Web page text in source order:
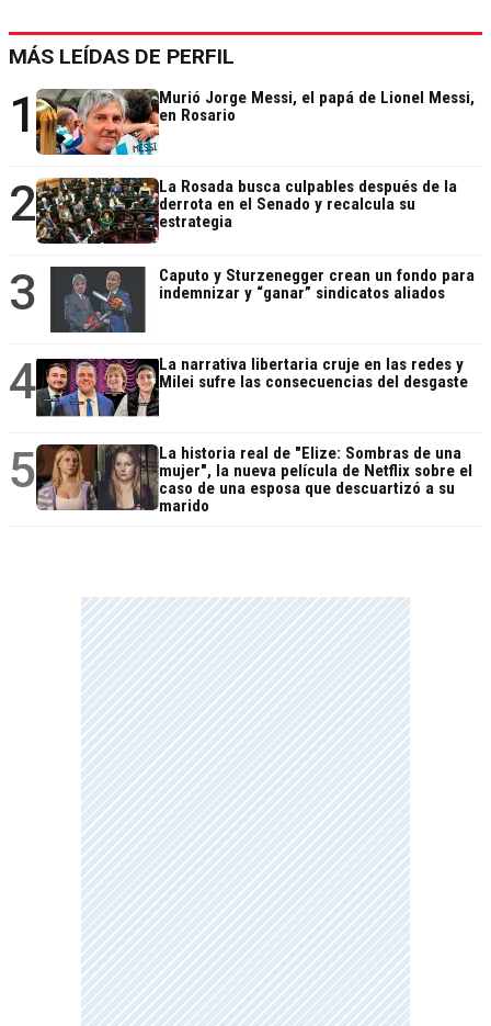
MÁS LEÍDAS DE PERFIL
1
Murió Jorge Messi, el papá de Lionel Messi,
en Rosario
2
La Rosada busca culpables después de la
derrota en el Senado y recalcula su
estrategia
3
Caputo y Sturzenegger crean un fondo para
indemnizar y “ganar” sindicatos aliados
4
La narrativa libertaria cruje en las redes y
Milei sufre las consecuencias del desgaste
5
La historia real de "Elize: Sombras de una
mujer", la nueva película de Netflix sobre el
caso de una esposa que descuartizó a su
marido